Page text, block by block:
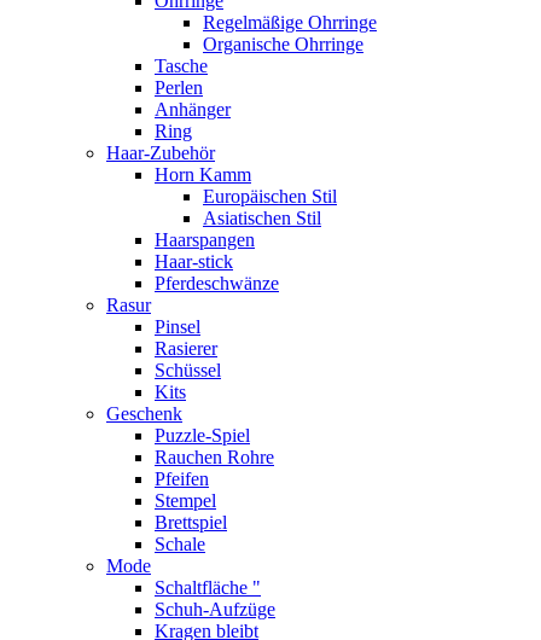
Regelmäßige Ohrringe
Organische Ohrringe
Tasche
Perlen
Anhänger
Ring
Haar-Zubehör
Horn Kamm
Europäischen Stil
Asiatischen Stil
Haarspangen
Haar-stick
Pferdeschwänze
Rasur
Pinsel
Rasierer
Schüssel
Kits
Geschenk
Puzzle-Spiel
Rauchen Rohre
Pfeifen
Stempel
Brettspiel
Schale
Mode
Schaltfläche "
Schuh-Aufzüge
Kragen bleibt